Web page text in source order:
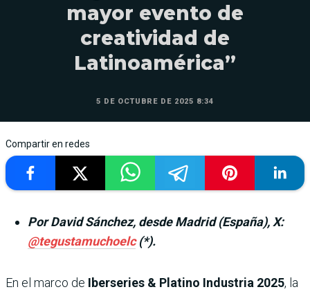
mayor evento de
creatividad de
Latinoamérica”
5 DE OCTUBRE DE 2025 8:34
Compartir en redes
Por David Sánchez, desde Madrid (España), X:
@tegustamuchoelc(*).
En el marco de Iberseries & Platino Industria 2025, la